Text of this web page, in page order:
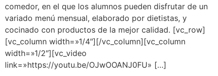
comedor, en el que los alumnos pueden disfrutar de un
variado menú mensual, elaborado por dietistas, y
cocinado con productos de la mejor calidad. [vc_row]
[vc_column width=»1/4″][/vc_column][vc_column
width=»1/2″][vc_video
link=»https://youtu.be/OJwOOANJ0FU» […]